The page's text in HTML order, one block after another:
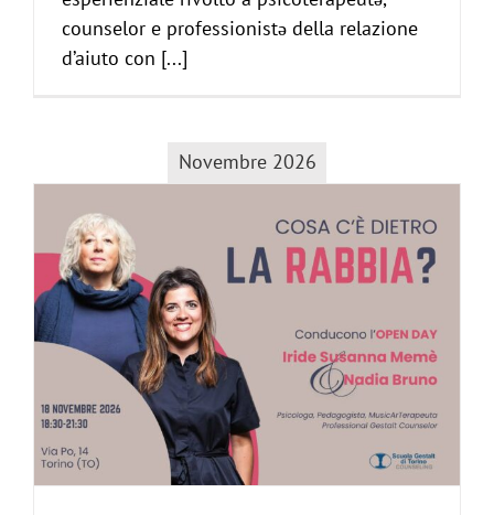
counselor e professionistə della relazione
d’aiuto con [...]
Novembre 2026